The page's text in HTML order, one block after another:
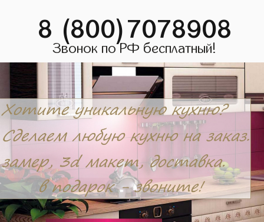
8 (800)7078908
Звонок по РФ бесплатный!